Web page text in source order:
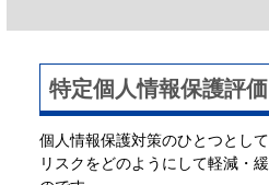
特定個人情報保護評
個人情報保護対策のひとつとし
リスクをどのようにして軽減・